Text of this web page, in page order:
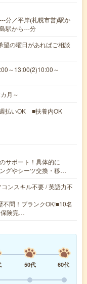
分／平岸(札幌市営)駅か
駅から---分
望の曜日があればご相談
～13:00(2)10:00～
月～
払いOK ■扶養内OK
サポート！具体的に
グやシーツ交換・移…
ンスキル不要 / 英語力不
問！ブランクOK!■10名
保険完…
50代
60代